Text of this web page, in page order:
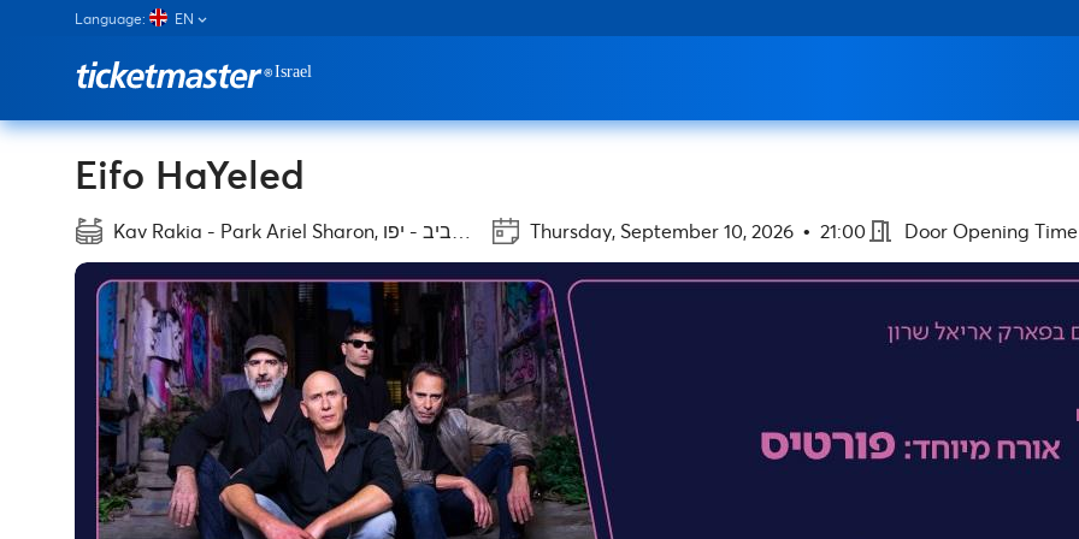
Language: EN
Eifo HaYeled
Thursday, September 10, 2026 • 21:00 meeting_room Door Opening Time